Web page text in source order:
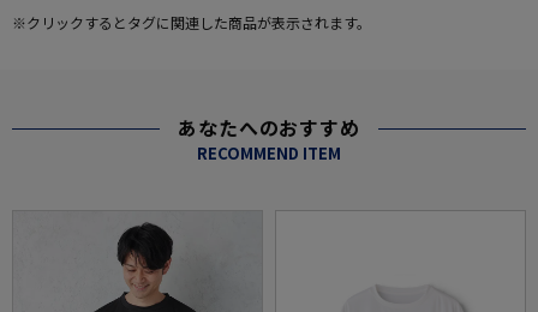
※クリックするとタグに関連した商品が表示されます。
あなたへのおすすめ
RECOMMEND ITEM